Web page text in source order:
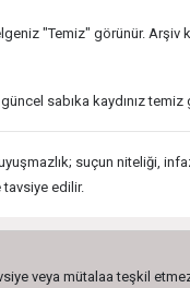
"Temiz" görünür. Arşiv
sabıka kaydınız
suçun niteliği,
tavsiye edilir.
veya mütalaa teşkil